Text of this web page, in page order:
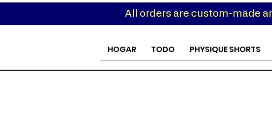
All orders are custom-made
HOGAR TODO PHYSIQUE SHORTS